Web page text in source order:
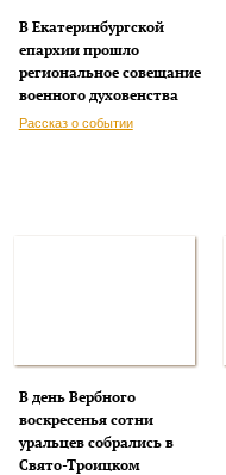
В Екатеринбургской
епархии прошло
региональное совещание
военного духовенства
Рассказ о событии
В день Вербного
воскресенья сотни
уральцев собрались в
Свято-Троицком